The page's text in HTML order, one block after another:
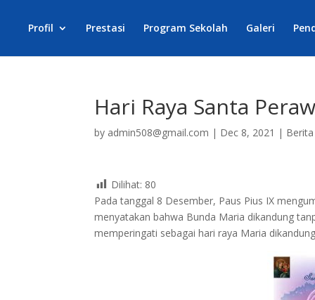
Profil Prestasi Program Sekolah Galeri
Hari Raya Santa
by admin508@gmail.com | Dec 8, 2021 | Berita
Dilihat: 80
Pada tanggal 8 Desember, Paus Pius IX
menyatakan bahwa Bunda Maria dikandung
memperingati sebagai hari raya Maria